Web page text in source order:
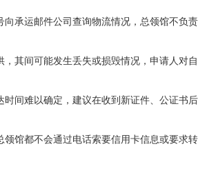
向承运邮件公司查询物流情况，总领馆不负
，其间可能发生丢失或损毁情况，申请人对
时间难以确定，建议在收到新证件、公证书
领馆都不会通过电话索要信用卡信息或要求